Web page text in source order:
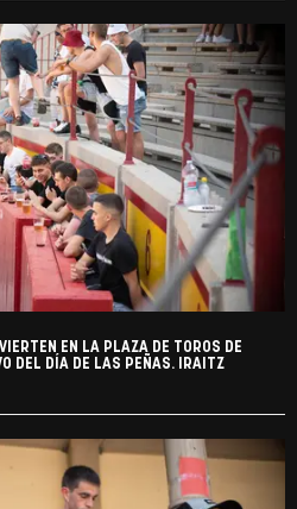
EN LA PLAZA DE TOROS DE
DEL DÍA DE LAS PEÑAS. IRAITZ